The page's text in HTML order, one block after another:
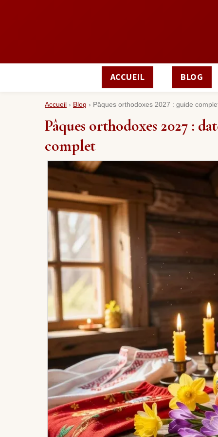
ACCUEIL BLOG
Accueil › Blog › Pâques orthodoxes 2027 : guide
Pâques orthodoxes 2027 :
complet